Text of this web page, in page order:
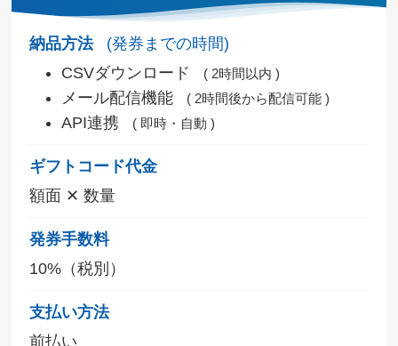
納品方法
(発券までの時間)
CSVダウンロード
2時間以内
メール配信機能 2時間後から配信可能
API連携 即時・自動
ギフトコード代金
額面 ✕ 数量
発券手数料
10%（税別）
支払い方法
前払い